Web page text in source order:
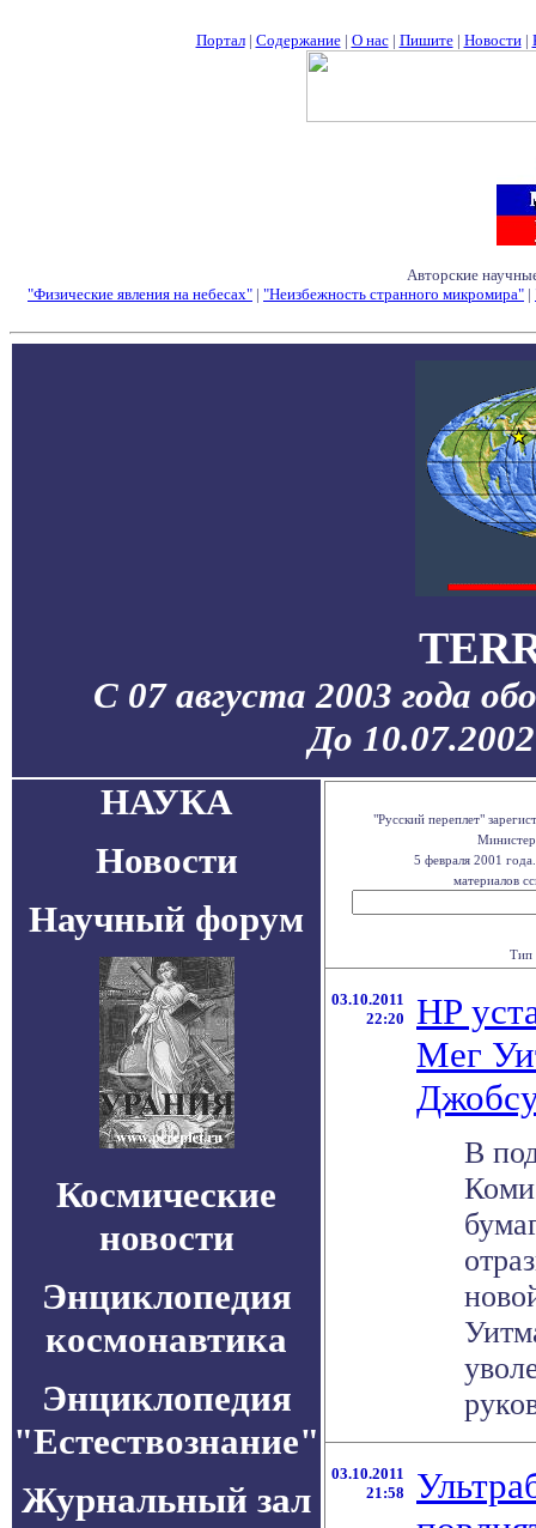
Портал| Содержание| О нас| Пишите| Новости|
Авторские
"Физические явления на небесах" | "Неизбежность странного микромира" |
С 07 августа 2003 года
До
НАУКА
Новости
Научный форум
Космические
новости
Энциклопедия
космонавтика
Энциклопедия
"Естествознание"
Журнальный зал
"Русский переплет"
5 февраля 2001
материалов
Тип
03.10.2011
22:20
HP
Мег
В
03.10.2011
21:58